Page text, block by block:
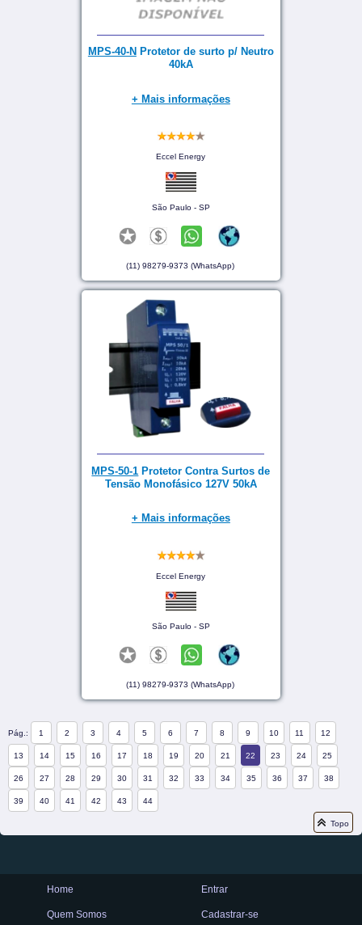
MPS-40-N Protetor de surto p/ Neutro
40kA
+ Mais informações
Eccel Energy
São Paulo - SP
(11) 98279-9373 (WhatsApp)
MPS-50-1 Protetor Contra Surtos de
Tensão Monofásico 127V 50kA
+ Mais informações
Eccel Energy
São Paulo - SP
(11) 98279-9373 (WhatsApp)
Pág.: 1 2 3 4 5 6 7 8 9 10 11 12
13 14 15 16 17 18 19 20 21 22 23 24 25
26 27 28 29 30 31 32 33 34 35 36 37 38
39 40 41 42 43 44
Topo
Home
Quem Somos
Entrar
Cadastrar-se